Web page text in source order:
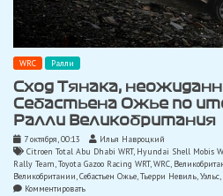
WRC Ралли
Сход Тянака,
Себастьена Ожье по
Ралли Великобритания
7 октября, 00:13
Илья Навроцкий
Citroen Total Abu Dhabi WRT, Hyundai Shell Mobis
Rally Team,Toyota Gazoo Racing WRT,WRC,
Великобритании,Себастьен Ожье,Тьерри Невиль,Уэльс,
Комментироватьon